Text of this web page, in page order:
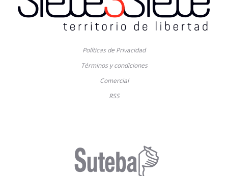
Políticas de Privacidad
Términos y condiciones
Comercial
RSS